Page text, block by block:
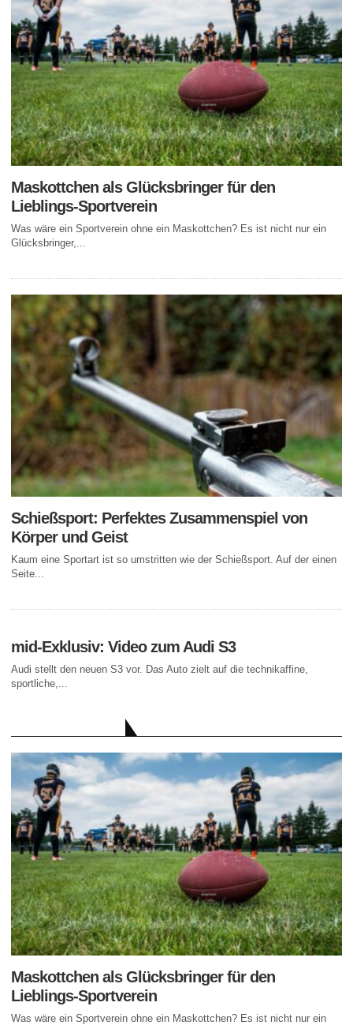
Maskottchen als Glücksbringer für den
Lieblings-Sportverein
Was wäre ein Sportverein ohne ein Maskottchen? Es ist nicht nur ein
Glücksbringer,...
Schießsport: Perfektes Zusammenspiel von
Körper und Geist
Kaum eine Sportart ist so umstritten wie der Schießsport. Auf der einen
Seite...
mid-Exklusiv: Video zum Audi S3
Audi stellt den neuen S3 vor. Das Auto zielt auf die technikaffine,
sportliche,...
Maskottchen als Glücksbringer für den
Lieblings-Sportverein
Was wäre ein Sportverein ohne ein Maskottchen? Es ist nicht nur ein